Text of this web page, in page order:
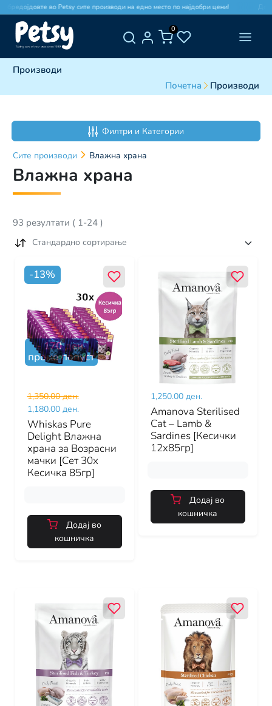
во Petsy сите производи на едно место по најдобри цени!
0
Производи
Почетна
Производи
Филтри и Категории
Сите производи Влажна храна
Влажна храна
93 резултати ( 1-24 )
Стандардно сортирање
-13%
-170ден.
промо попуст
1,350.00 ден.
1,180.00 ден.
Whiskas Pure
Delight Влажна
храна за Возрасни
мачки [Сет 30х
Кесичка 85гр]
Додај во
кошничка
1,250.00 ден.
Amanova Sterilised
Cat – Lamb &
Sardines [Кесички
12x85гр]
Додај во
кошничка